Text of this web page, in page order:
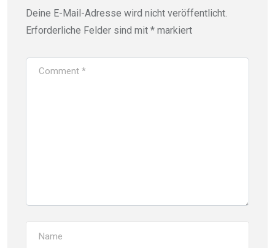
Deine E-Mail-Adresse wird nicht veröffentlicht.
Erforderliche Felder sind mit * markiert